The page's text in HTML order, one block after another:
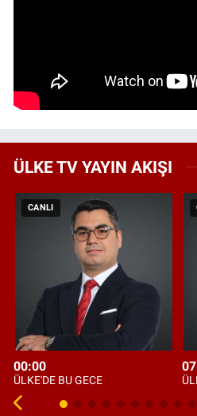
ÜLKE TV YAYIN AKIŞI
CANLI
00:00
ÜLKE'DE BU GECE